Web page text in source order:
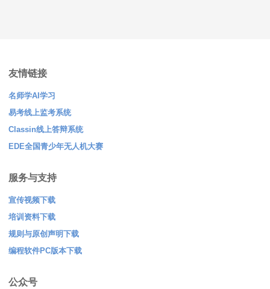
友情链接
名师学AI学习
易考线上监考系统
Classin线上答辩系统
EDE全国青少年无人机大赛
服务与支持
宣传视频下载
培训资料下载
规则与原创声明下载
编程软件PC版本下载
公众号